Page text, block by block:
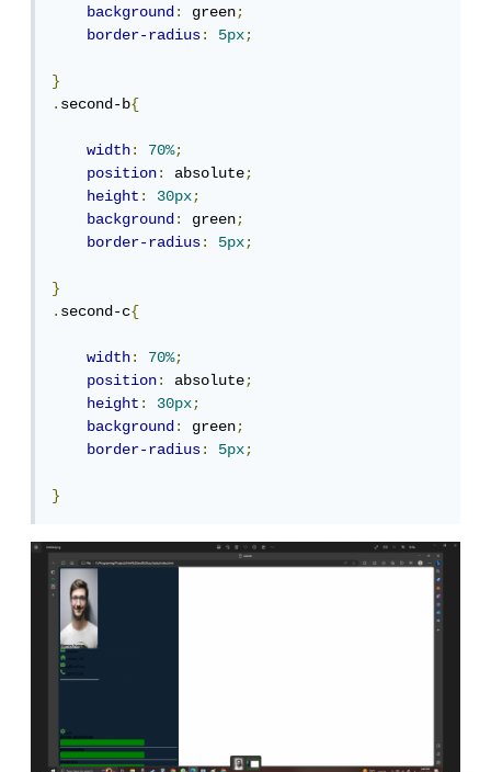
background: green;
border-radius: 5px;
}
.second-b{
width: 70%;
position: absolute;
height: 30px;
background: green;
border-radius: 5px;
}
.second-c{
width: 70%;
position: absolute;
height: 30px;
background: green;
border-radius: 5px;
}